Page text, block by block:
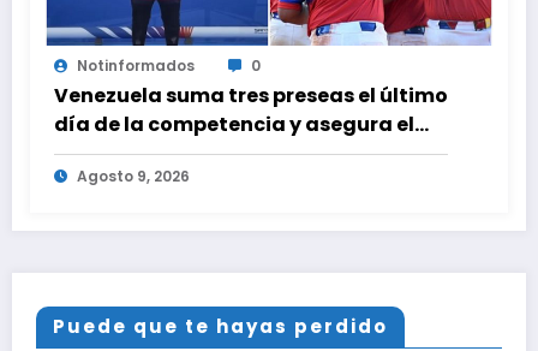
Notinformados 0
Venezuela suma tres preseas el último
día de la competencia y asegura el
cuarto lugar en el premiación de los
Juegos CAC 2026
Agosto 9, 2026
Puede que te hayas perdido